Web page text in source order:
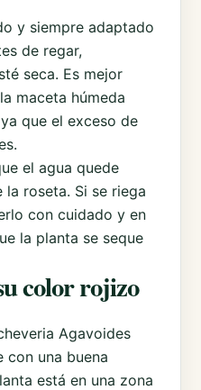
y siempre adaptado
de regar,
seca. Es mejor
maceta húmeda
que el exceso de
el agua quede
roseta. Si se riega
con cuidado y en
la planta se seque
color rojizo
Agavoides
con una buena
está en una zona